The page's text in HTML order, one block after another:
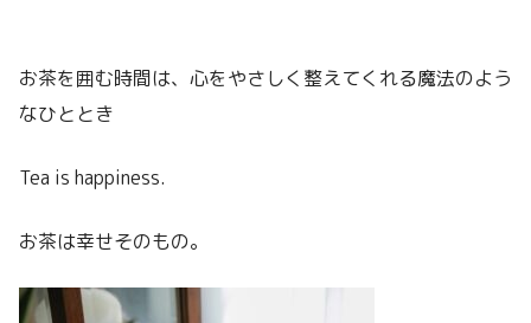
お茶を囲む時間は、心をやさしく整えてくれる魔法のよう
なひととき
Tea is happiness.
お茶は幸せそのもの。